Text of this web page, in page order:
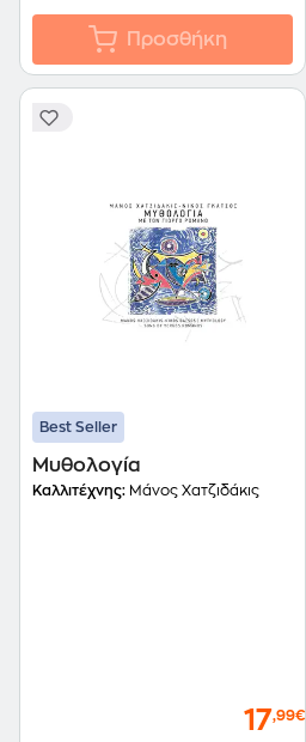
Προσθήκη
Best Seller
Μυθολογία
Καλλιτέχνης: Μάνος Χατζιδάκις
17,99€